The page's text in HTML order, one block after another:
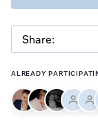
Share:
ALREADY